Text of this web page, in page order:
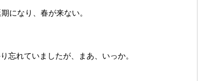
になり、春が来ない。
忘れていましたが、まあ、いっか。